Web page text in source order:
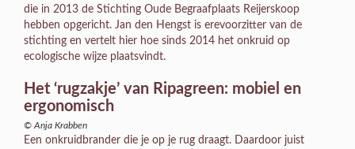
die in 2013 de Stichting Oude Begraafplaats Reijerskoop
hebben opgericht. Jan den Hengst is erevoorzitter van de
stichting en vertelt hier hoe sinds 2014 het onkruid op
ecologische wijze plaatsvindt.
Het ‘rugzakje’ van Ripagreen: mobiel en
ergonomisch
© Anja Krabben
Een onkruidbrander die je op je rug draagt. Daardoor juist